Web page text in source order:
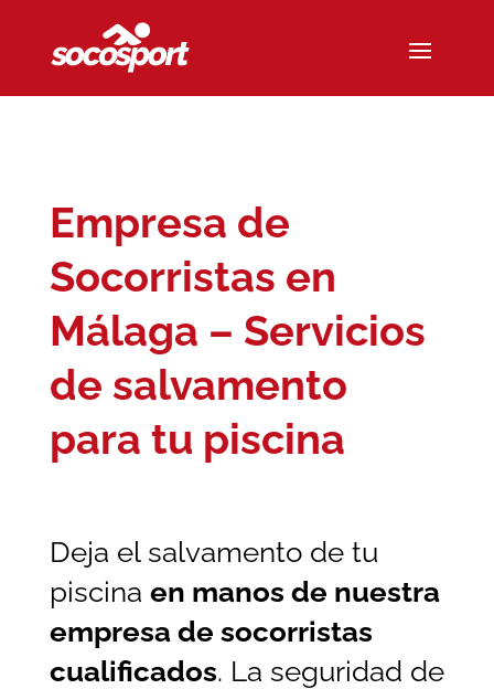
Empresa de
Socorristas en
Málaga – Servicios
de salvamento
para tu piscina
Deja el salvamento de tu
piscina en manos de nuestra
empresa de socorristas
cualificados. La seguridad de